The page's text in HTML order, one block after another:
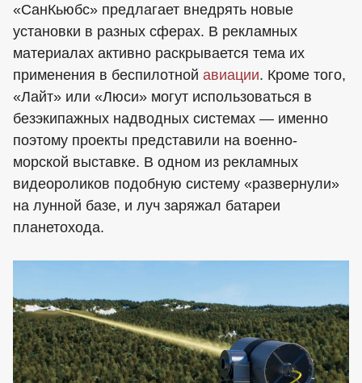
«СанКьюбс» предлагает внедрять новые
установки в разных сферах. В рекламных
материалах активно раскрывается тема их
применения в беспилотной авиации. Кроме того,
«Лайт» или «Люси» могут использоваться в
безэкипажных надводных системах — именно
поэтому проекты представили на военно-
морской выставке. В одном из рекламных
видеороликов подобную систему «развернули»
на лунной базе, и луч заряжал батареи
планетохода.